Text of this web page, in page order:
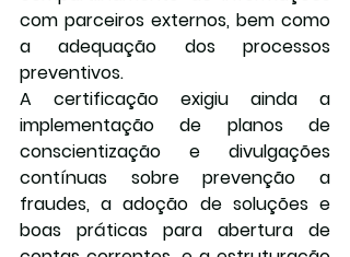
com parceiros externos, bem como
a adequação dos processos
preventivos.
A certificação exigiu ainda a
implementação de planos de
conscientização e divulgações
contínuas sobre prevenção a
fraudes, a adoção de soluções e
boas práticas para abertura de